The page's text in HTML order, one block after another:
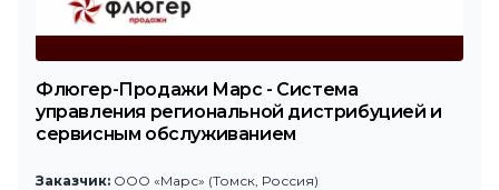
Флюгер-Продажи Марс - Система
управления региональной дистрибуцией и
сервисным обслуживанием
Заказчик: ООО «Марс» (Томск, Россия)